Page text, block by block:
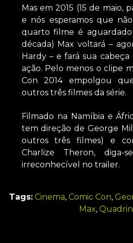
Mas em 2015 (15 de maio,
e nós esperamos que
quarto filme é
década) Max voltará –
Hardy – e fará sua
ação. Pelo menos o clipe
Con 2014 empolgou
outros três filmes da série.
Filmado na Namíbia e
tem direção de George
outros três filmes) e
Charlize Theron, diga-
irreconhecível no trailer.
Tags: Cinema, Comic Con,
Max,